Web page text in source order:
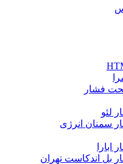
فشار
لئو
سمنان انرژی
بل اندکاست تهران